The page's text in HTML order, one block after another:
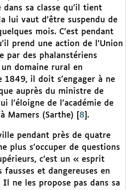
sa classe qu’il tient
lui vaut d’être suspendu de
mois. C’est pendant
prend une action de l’Union
par des phalanstériens
domaine rural en
1849, il doit s’engager à ne
auprès du ministre de
l’éloigne de l’académie de
Mamers (Sarthe)
8 .
pendant près de quatre
plus s’occuper de questions
c’est un « esprit
fausses et dangereuses en
ne les propose pas dans sa